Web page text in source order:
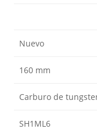
Nuevo
160 mm
Carburo de
SH1ML6